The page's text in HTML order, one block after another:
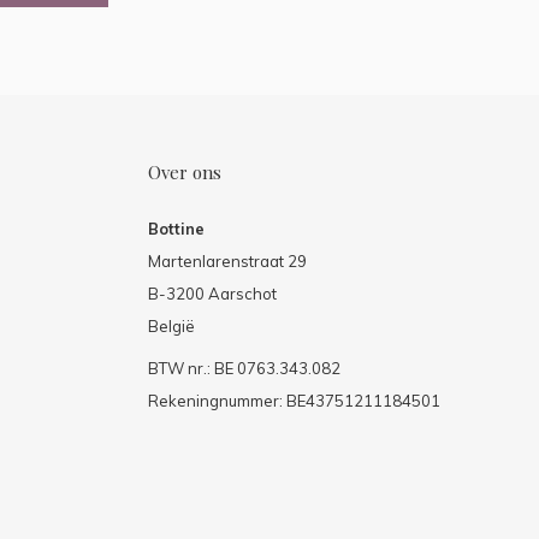
Over ons
Bottine
Martenlarenstraat 29
B-3200 Aarschot
België
BTW nr.: BE 0763.343.082
Rekeningnummer: BE43751211184501